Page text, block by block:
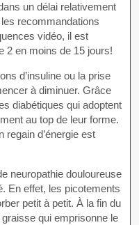
un délai relativement
recommandations
vidéo, il est
2 en moins de 15 jours!
d’insuline ou la prise
à diminuer. Grâce
diabétiques qui adoptent
au top de leur forme.
regain d’énergie est
neuropathie douloureuse
En effet, les picotements
petit à petit. À la fin du
qui emprisonne le